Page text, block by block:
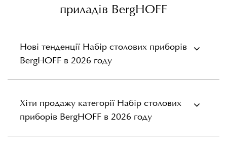
приладів BergHOFF
Нові тенденції Набір столових приборів
BergHOFF в 2026 году
Хіти продажу категорії Набір столових
приборів BergHOFF в 2026 году